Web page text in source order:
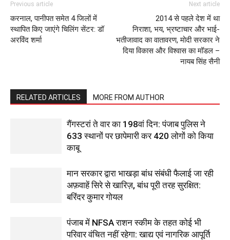
Previous article
करनाल, पानीपत समेत 4 जिलों में
स्थापित किए जाएंगे चिलिंग सेंटर: डॉ
अरविंद शर्मा
Next article
2014 से पहले देश में था
निराशा, भय, भ्रष्टाचार और भाई-
भतीजावाद का वातावरण, मोदी सरकार ने
दिया विकास और विश्वास का मॉडल –
नायब सिंह सैनी
RELATED ARTICLES MORE FROM AUTHOR
गैंगस्टरां ते वार का 198वां दिन: पंजाब पुलिस ने
633 स्थानों पर छापेमारी कर 420 लोगों को किया
काबू
मान सरकार द्वारा भाखड़ा बांध संबंधी फैलाई जा रही
अफ़वाहें सिरे से खारिज़, बांध पूरी तरह सुरक्षित:
बरिंदर कुमार गोयल
पंजाब में NFSA राशन स्कीम के तहत कोई भी
परिवार वंचित नहीं रहेगा: खाद्य एवं नागरिक आपूर्ति